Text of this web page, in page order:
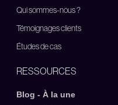
Qui sommes-nous ?
Témoignages clients
Études de cas
RESSOURCES
Blog - À la une